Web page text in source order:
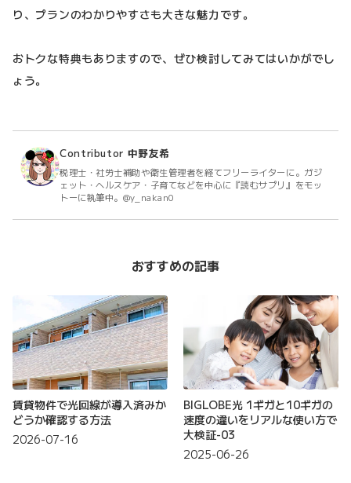
り、プランのわかりやすさも大きな魅力です。
おトクな特典もありますので、ぜひ検討してみてはいかがでし
ょう。
Contributor 中野友希
税理士・社労士補助や衛生管理者を経てフリーライターに。ガジ
ェット・ヘルスケア・子育てなどを中心に『読むサプリ』をモッ
トーに執筆中。@y_nakan0
おすすめの記事
賃貸物件で光回線が導入済みか
どうか確認する方法
2026-07-16
BIGLOBE光 1ギガと10ギガの
速度の違いをリアルな使い方で
大検証-03
2025-06-26